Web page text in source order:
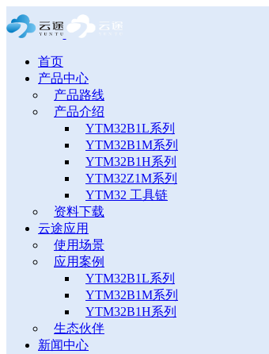
首页
产品中心
产品路线
产品介绍
YTM32B1L系列
YTM32B1M系列
YTM32B1H系列
YTM32Z1M系列
YTM32 工具链
资料下载
云途应用
使用场景
应用案例
YTM32B1L系列
YTM32B1M系列
YTM32B1H系列
生态伙伴
新闻中心